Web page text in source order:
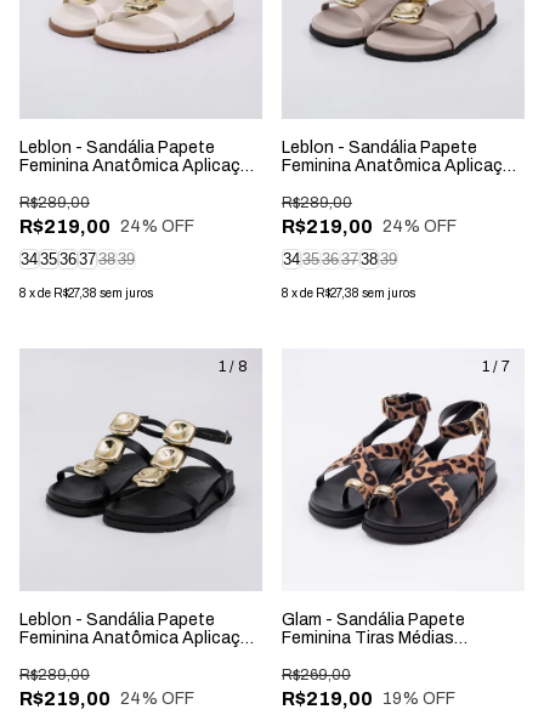
Leblon - Sandália Papete
Feminina Anatômica Aplicação
R$219,00
R$289,00
24% OFF
343536373839
8 xde R$27,38 sem juros
Leblon - Sandália Papete
Feminina Anatômica Aplicação
R$219,00
R$289,00
24% OFF
343536373839
8 xde R$27,38 sem juros
1 / 8
Leblon - Sandália Papete
Feminina Anatômica Aplicação
R$219,00
R$289,00
24% OFF
1 / 7
Glam - Sandália Papete
Feminina Tiras Médias
R$219,00
R$269,00
19% OFF